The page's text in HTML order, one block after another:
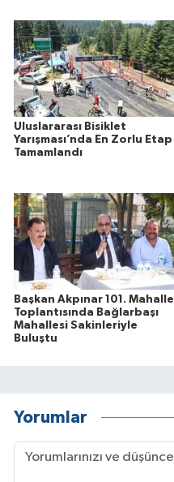
Uluslararası Bisiklet
Yarışması’nda En Zorlu Etap
Tamamlandı
Başkan Akpınar 101. Mahalle
Toplantısında Bağlarbaşı
Mahallesi Sakinleriyle
Buluştu
Yorumlar